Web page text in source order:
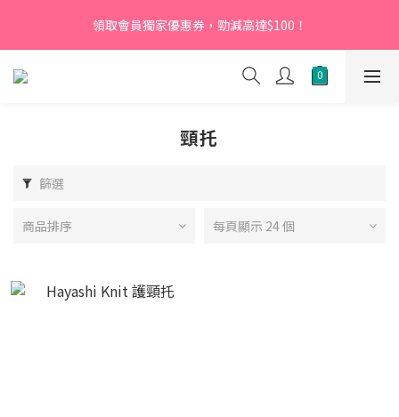
【新會員】即日起至2026月12月31日，首次下單輸入優惠碼
「NEW95」即可享95折
領取會員獨家優惠券，勁減高達$100！
【新會員】即日起至2026月12月31日，首次下單輸入優惠碼
「NEW95」即可享95折
頸托
篩選
商品排序 每頁顯示 24 個